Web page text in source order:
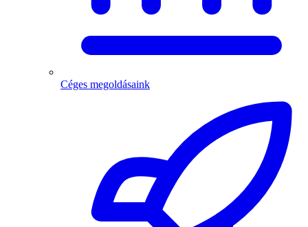
Céges megoldásaink